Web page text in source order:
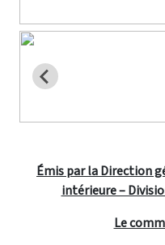
Émis par la Direction
intérieure –
Le